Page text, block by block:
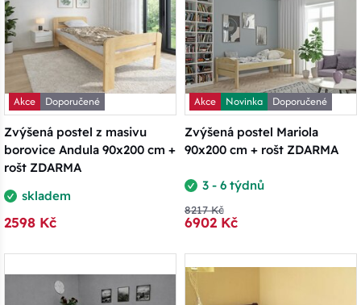
Akce
Doporučené
Zvýšená postel z masivu
borovice Andula 90x200 cm +
rošt ZDARMA
skladem
2598 Kč
Akce Novinka
Doporučené
Zvýšená postel Mariola
90x200 cm + rošt ZDARMA
3 - 6 týdnů
8217 Kč
6902 Kč